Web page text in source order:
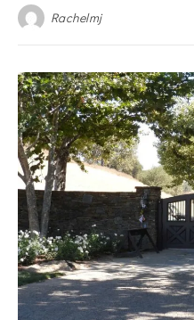
Rachelmj